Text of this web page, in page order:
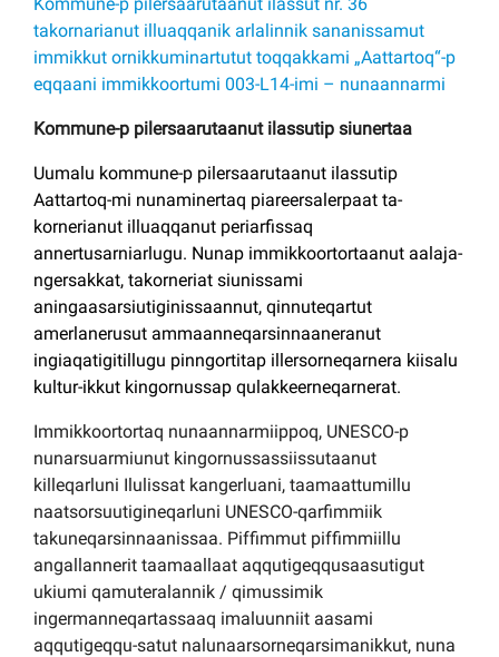
Kommune-p pilersaarutaanut ilassut nr. 36
takornarianut illuaqqanik arlalinnik sananissamut
immikkut ornikkuminartutut toqqakkami „Aattartoq“-p
eqqaani immikkoortumi 003-L14-imi – nunaannarmi
Kommune-p pilersaarutaanut ilassutip siunertaa
Uumalu kommune-p pilersaarutaanut ilassutip
Aattartoq-mi nunaminertaq piareersalerpaat ta-
kornerianut illuaqqanut periarfissaq
annertusarniarlugu. Nunap immikkoortortaanut aalaja-
ngersakkat, takorneriat siunissami
aningaasarsiutiginissaannut, qinnuteqartut
amerlanerusut ammaanneqarsinnaaneranut
ingiaqatigitillugu pinngortitap illersorneqarnera kiisalu
kultur-ikkut kingornussap qulakkeerneqarnerat.
Immikkoortortaq nunaannarmiippoq, UNESCO-p
nunarsuarmiunut kingornussassiissutaanut
killeqarluni Ilulissat kangerluani, taamaattumillu
naatsorsuutigineqarluni UNESCO-qarfimmiik
takuneqarsinnaanissaa. Piffimmut piffimmiillu
angallannerit taamaallaat aqqutigeqqusaasutigut
ukiumi qamuteralannik / qimussimik
ingermanneqartassaaq imaluunniit aasami
aqqutigeqqu-satut nalunaarsorneqarsimanikkut, nuna